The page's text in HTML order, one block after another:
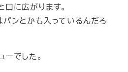
に広がります。
パンとかも入っているんだろ
でした。